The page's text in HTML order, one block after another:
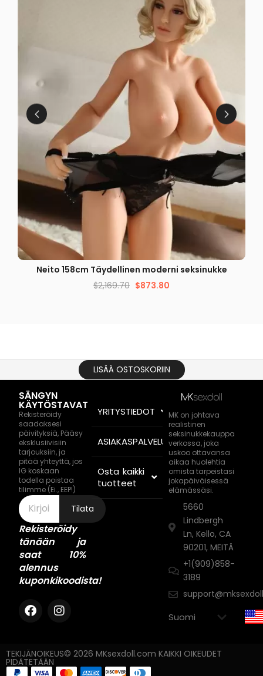
PIKAKATSELU
Neito 158cm Täydellinen moderni seksinukke
$2,169.70 $873.80
LISÄÄ OSTOSKORIIN
SÄNGYN
KÄYTÖSTAVAT
Rekisteröidy
saadaksesi
päivityksiä, Pääsy
eksklusiivisiin
tarjouksiin, ja
pitää yhteyttä, jos
IG koskaan
todella poistaa
tilimme (Ei., EEP!)
Tilata
Rekisteröidy
tänään ja
saat 10%
alennus
kuponkikoodista!
YRITYSTIEDOT
ASIAKASPALVELU
Osta kaikki
tuotteet
MK on johtava
realistinen
seksinukkekauppa
verkossa, joka
uskoo ottavansa
aikaa huolehtia
omista tarpeistasi
jokapäiväisessä
elämässäsi.
5660
Lindbergh
Ln, Kello, CA
90201, MEITÄ
+1(909)858-
3189
TEKIJÄNOIKEUS© 2026 MKsexdoll.com KAIKKI OIKEUDET
PIDÄTETÄÄN